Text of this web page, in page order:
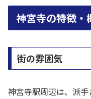
神宮寺の特徴・
街の雰囲気
神宮寺駅周辺は、派